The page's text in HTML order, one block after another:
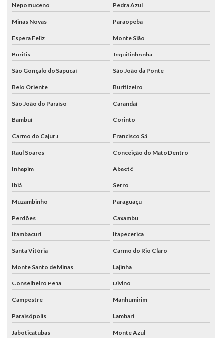
Nepomuceno Pedra Azul
Minas Novas Paraopeba
Espera Feliz Monte Sião
Buritis Jequitinhonha
São Gonçalo do Sapucaí São João da Ponte
Belo Oriente Buritizeiro
São João do Paraíso Carandaí
Bambuí Corinto
Carmo do Cajuru Francisco Sá
Raul Soares Conceição do Mato Dentro
Inhapim Abaeté
Ibiá Serro
Muzambinho Paraguaçu
Perdões Caxambu
Itambacuri Itapecerica
Santa Vitória Carmo do Rio Claro
Monte Santo de Minas Lajinha
Conselheiro Pena Divino
Campestre Manhumirim
Paraisópolis Lambari
Jaboticatubas Monte Azul